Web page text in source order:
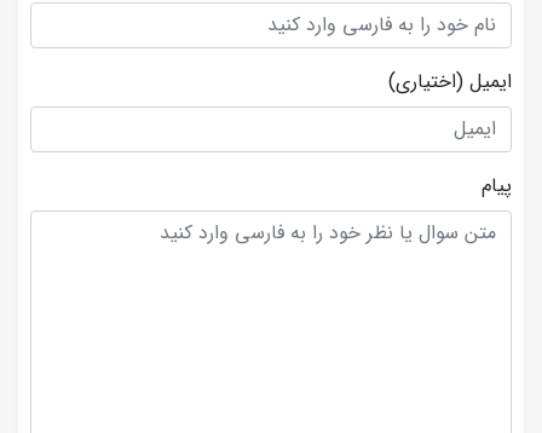
ایمیل (اختیاری)
پیام